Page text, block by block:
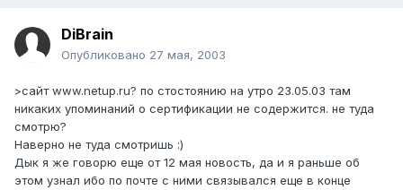
DiBrain
Опубликовано 27 мая, 2003
>сайт www.netup.ru? по стостоянию на утро 23.05.03 там
никаких упоминаний о сертификации не содержится. не туда
смотрю?
Наверно не туда смотришь :)
Дык я же говорю еще от 12 мая новость, да и я раньше об
этом узнал ибо по почте с ними связывался еще в конце